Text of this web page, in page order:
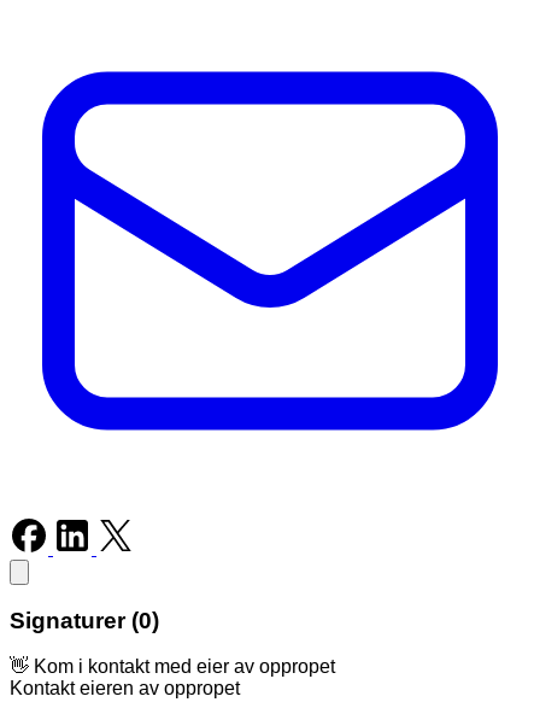
Signaturer (0)
👋 Kom i kontakt med eier av oppropet
Kontakt eieren av oppropet